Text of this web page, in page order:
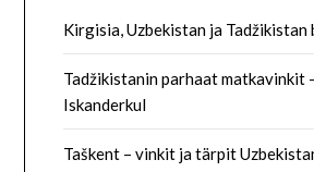
Kirgisia, Uzbekistan ja
Tadžikistanin parhaat matkavinkit
Iskanderkul
Taškent – vinkit ja tärpit